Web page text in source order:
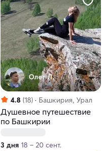
Олег Л.
4.8 (18) Башкирия, Урал
Душевное путешествие
по Башкирии
3 дня 18 – 20 сент.